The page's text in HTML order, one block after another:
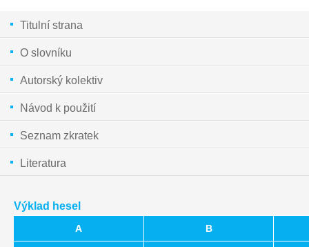
Titulní strana
O slovníku
Autorský kolektiv
Návod k použití
Seznam zkratek
Literatura
Výklad hesel
A B